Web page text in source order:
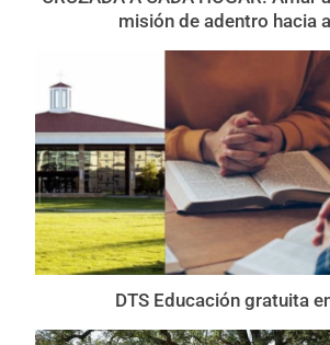
misión de adentro hacia
DTS Educación gratuita